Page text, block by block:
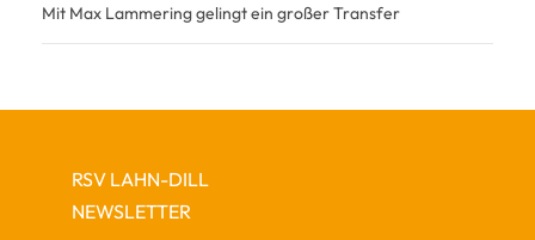
Mit Max Lammering gelingt ein großer Transfer
RSV LAHN-DILL
NEWSLETTER